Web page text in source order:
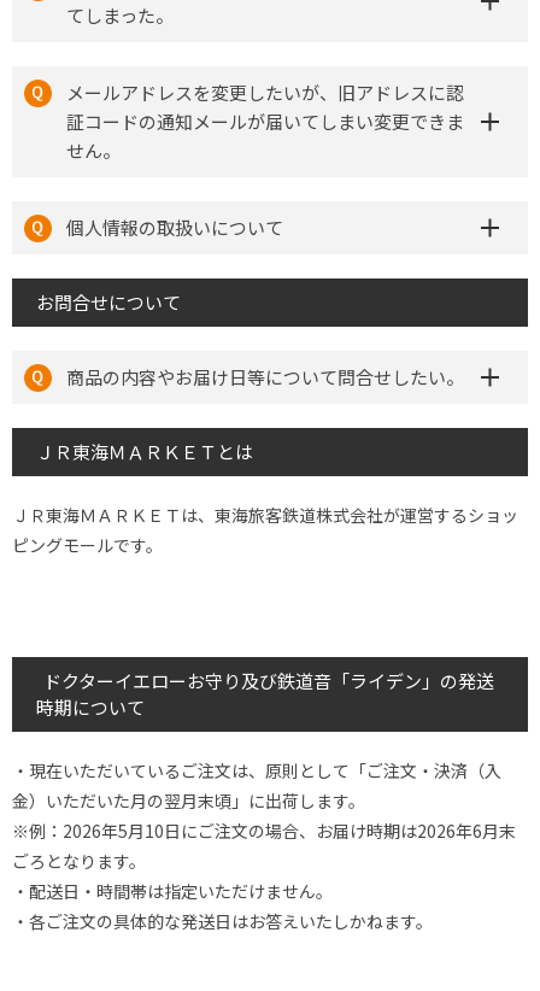
てしまった。
メールアドレスを変更したいが、旧アドレスに認
証コードの通知メールが届いてしまい変更できま
せん。
個人情報の取扱いについて
お問合せについて
商品の内容やお届け日等について問合せしたい。
ＪＲ東海ＭＡＲＫＥＴとは
ＪＲ東海ＭＡＲＫＥＴは、東海旅客鉄道株式会社が運営するショッ
ピングモールです。
ドクターイエローお守り及び鉄道音「ライデン」の発送
時期について
・現在いただいているご注文は、原則として「ご注文・決済（入
金）いただいた月の翌月末頃」に出荷します。
※例：2026年5月10日にご注文の場合、お届け時期は2026年6月末
ごろとなります。
・配送日・時間帯は指定いただけません。
・各ご注文の具体的な発送日はお答えいたしかねます。